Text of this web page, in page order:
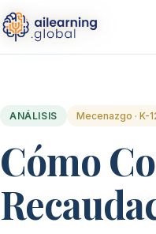
ANÁLISIS Mecenazgo · K-
Cómo